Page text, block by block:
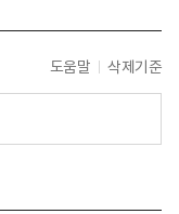
도움말 삭제기준